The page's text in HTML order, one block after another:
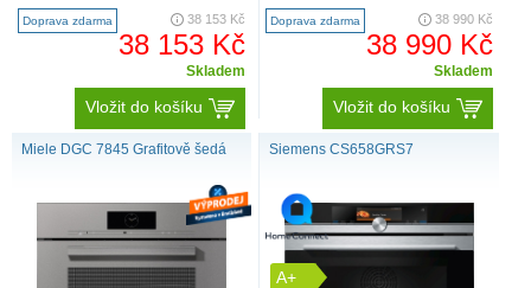
parní trouba, 60 x 45 cm, Černá
CS..
Doprava zdarma 38 153 Kč
38 153 Kč
Skladem
Vložit do košíku
propečený steak, dušená zele..
Doprava zdarma 38 990 Kč
38 990 Kč
Skladem
Vložit do košíku
Miele DGC 7845 Grafitově šedá Siemens CS658GRS7
A+